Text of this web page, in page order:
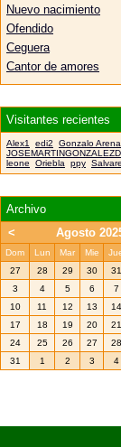
Nuevo nacimiento
Ofendido
Ceguera
Cantor de amores
Visitantes recientes
Alex1 edi2 Gonzalo
leone
Oriebla ppy
Archivo
<
Agosto
Dom Lun Mar Mie
27
28 29 30 31
3
4 5 6 7
10
11 12 13 14
17
18 19 20 21
24
25 26 27 28
31
1 2 3 4